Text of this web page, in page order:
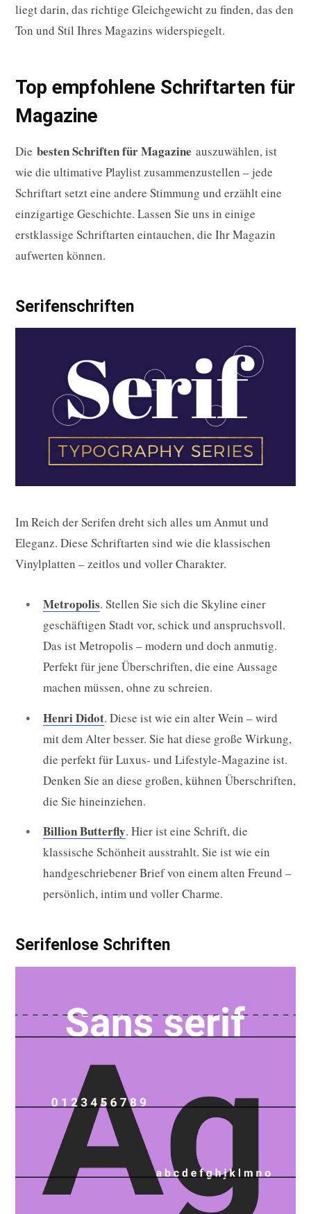
liegt darin, das richtige Gleichgewicht zu finden, das den
Ton und Stil Ihres Magazins widerspiegelt.
Top empfohlene Schriftarten für
Magazine
Die besten Schriften für Magazine auszuwählen, ist
wie die ultimative Playlist zusammenzustellen – jede
Schriftart setzt eine andere Stimmung und erzählt eine
einzigartige Geschichte. Lassen Sie uns in einige
erstklassige Schriftarten eintauchen, die Ihr Magazin
aufwerten können.
Serifenschriften
Im Reich der Serifen dreht sich alles um Anmut und
Eleganz. Diese Schriftarten sind wie die klassischen
Vinylplatten – zeitlos und voller Charakter.
Metropolis. Stellen Sie sich die Skyline einer
geschäftigen Stadt vor, schick und anspruchsvoll.
Das ist Metropolis – modern und doch anmutig.
Perfekt für jene Überschriften, die eine Aussage
machen müssen, ohne zu schreien.
Henri Didot. Diese ist wie ein alter Wein – wird
mit dem Alter besser. Sie hat diese große Wirkung,
die perfekt für Luxus- und Lifestyle-Magazine ist.
Denken Sie an diese großen, kühnen Überschriften,
die Sie hineinziehen.
Billion Butterfly. Hier ist eine Schrift, die
klassische Schönheit ausstrahlt. Sie ist wie ein
handgeschriebener Brief von einem alten Freund –
persönlich, intim und voller Charme.
Serifenlose Schriften